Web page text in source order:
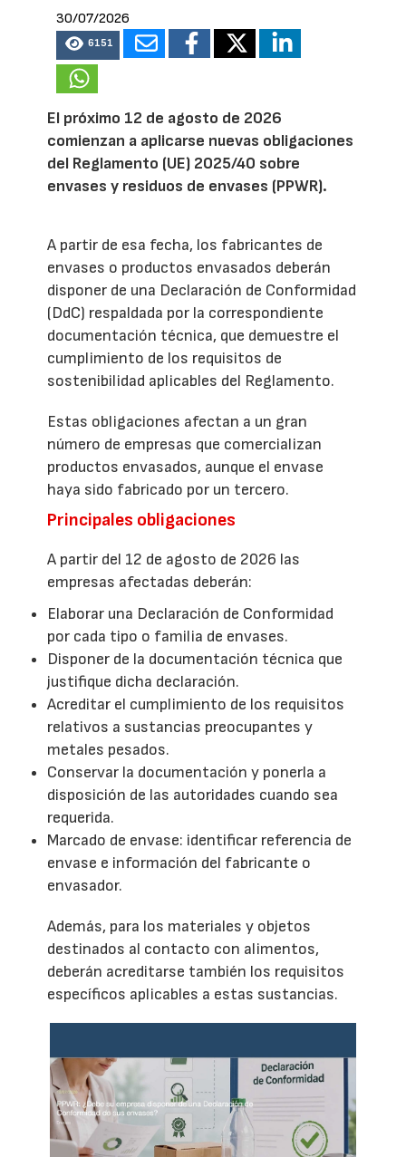
30/07/2026
6151
El próximo 12 de agosto de 2026
comienzan a aplicarse nuevas obligaciones
del Reglamento (UE) 2025/40 sobre
envases y residuos de envases (PPWR).
A partir de esa fecha, los fabricantes de
envases o productos envasados deberán
disponer de una Declaración de Conformidad
(DdC) respaldada por la correspondiente
documentación técnica, que demuestre el
cumplimiento de los requisitos de
sostenibilidad aplicables del Reglamento.
Estas obligaciones afectan a un gran
número de empresas que comercializan
productos envasados, aunque el envase
haya sido fabricado por un tercero.
Principales obligaciones
A partir del 12 de agosto de 2026 las
empresas afectadas deberán:
Elaborar una Declaración de Conformidad
por cada tipo o familia de envases.
Disponer de la documentación técnica que
justifique dicha declaración.
Acreditar el cumplimiento de los requisitos
relativos a sustancias preocupantes y
metales pesados.
Conservar la documentación y ponerla a
disposición de las autoridades cuando sea
requerida.
Marcado de envase: identificar referencia de
envase e información del fabricante o
envasador.
Además, para los materiales y objetos
destinados al contacto con alimentos,
deberán acreditarse también los requisitos
específicos aplicables a estas sustancias.